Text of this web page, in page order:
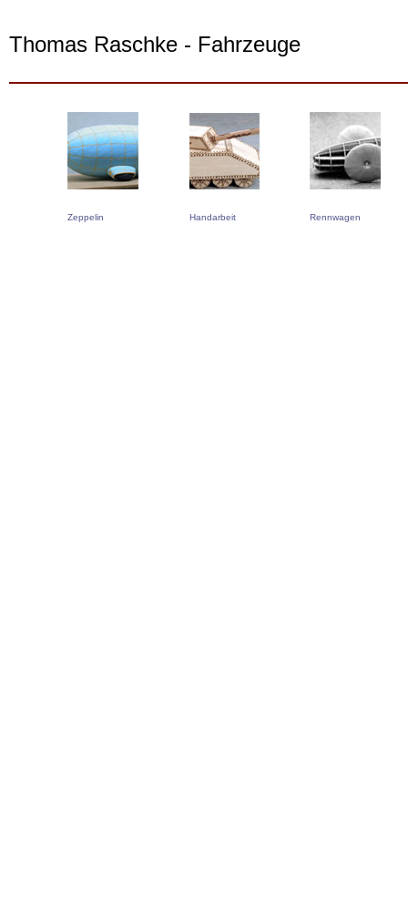
Thomas Raschke - Fahrzeuge
Zeppelin Handarbeit Rennwagen